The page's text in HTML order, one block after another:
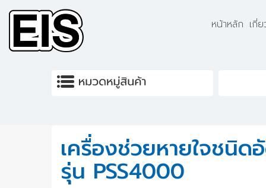
Skip to main content
หน้าหลัก เกี่
เครื่องช่วยหายใจชนิ
รุ่น PSS4000